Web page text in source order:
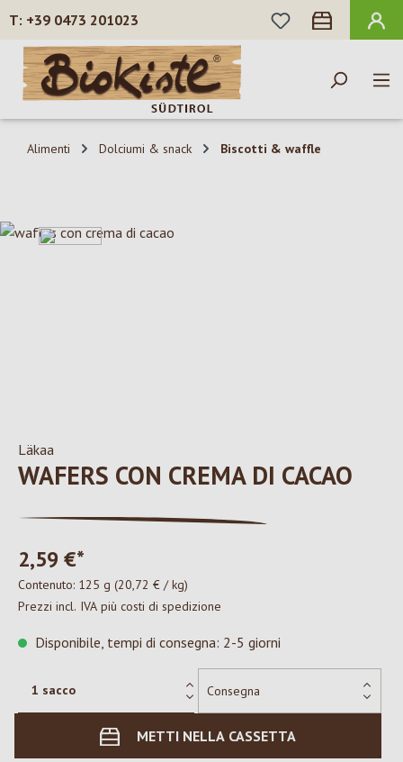
Passa al contenuto principale
+39 0473 201023
HAI 0 ARTICOLI
Alimenti Dolciumi & snack Biscotti & waffle
Salta la galleria di immagini
Läkaa
WAFERS CON CREMA DI CACAO
2,59 €*
Contenuto: 125 g (20,72 € / kg)
Prezzi incl. IVA più costi di spedizione
Disponibile, tempi di consegna: 2-5 giorni
METTI NELLA CASSETTA